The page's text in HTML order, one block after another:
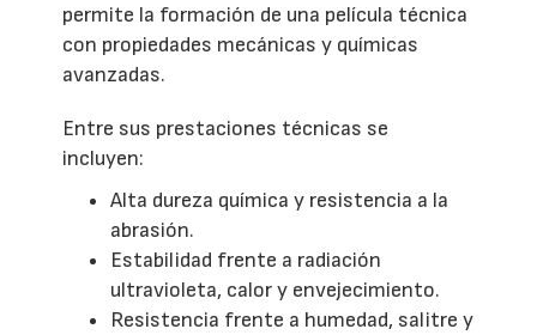
permite la formación de una película técnica
con propiedades mecánicas y químicas
avanzadas.
Entre sus prestaciones técnicas se
incluyen:
Alta dureza química y resistencia a la
abrasión.
Estabilidad frente a radiación
ultravioleta, calor y envejecimiento.
Resistencia frente a humedad, salitre y